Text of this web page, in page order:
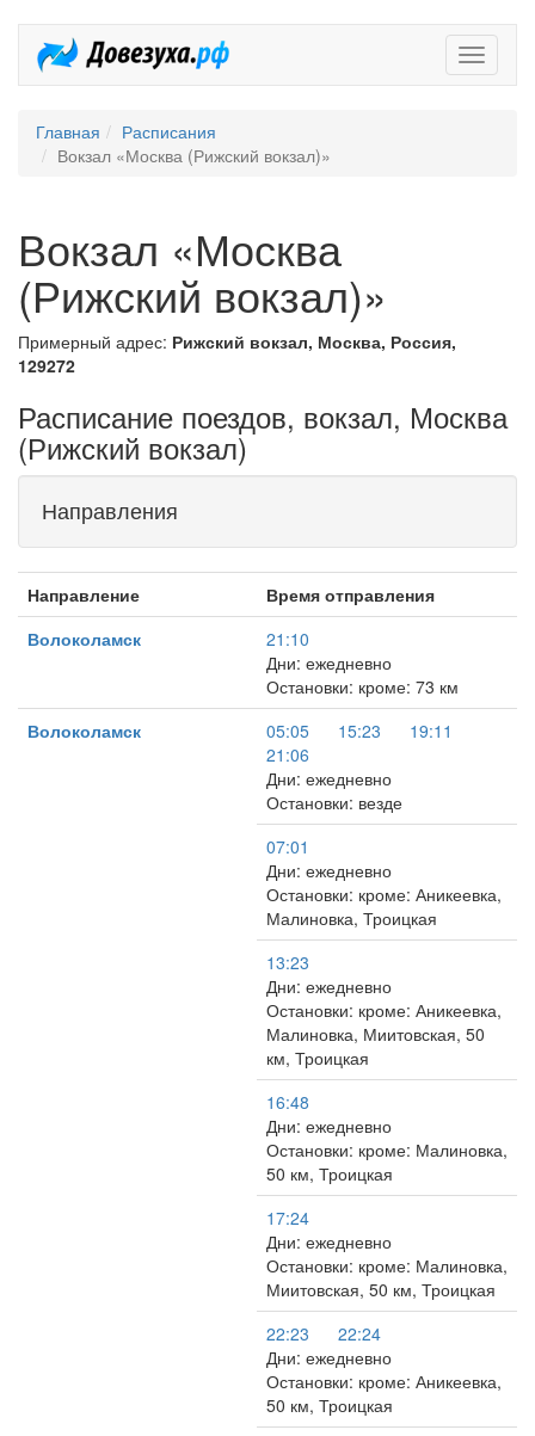
Главная
Расписания
Вокзал «Москва (Рижский вокзал)»
Вокзал «Москва
(Рижский вокзал)»
Примерный адрес: Рижский вокзал, Москва, Россия,
129272
Расписание поездов, вокзал, Москва
(Рижский вокзал)
Направления
Направление
Время отправления
Волоколамск
21:10
Дни: ежедневно
Остановки: кроме: 73 км
Волоколамск
05:05 15:23
19:11
21:06
Дни: ежедневно
Остановки: везде
07:01
Дни: ежедневно
Остановки: кроме: Аникеевка,
Малиновка, Троицкая
13:23
Дни: ежедневно
Остановки: кроме: Аникеевка,
Малиновка, Миитовская, 50
км, Троицкая
16:48
Дни: ежедневно
Остановки: кроме: Малиновка,
50 км, Троицкая
17:24
Дни: ежедневно
Остановки: кроме: Малиновка,
Миитовская, 50 км, Троицкая
22:23
22:24
Дни: ежедневно
Остановки: кроме: Аникеевка,
50 км, Троицкая